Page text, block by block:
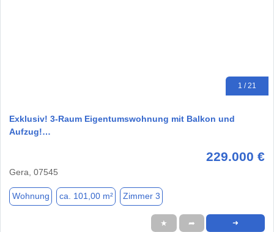
1 / 21
Exklusiv! 3-Raum Eigentumswohnung mit Balkon und
Aufzug!…
229.000 €
Gera, 07545
Wohnung ca. 101,00 m² Zimmer 3
★ ➦ ➜